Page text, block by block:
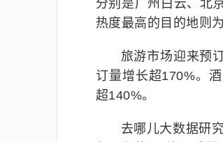
分别是广州白云、北
热度最高的目的地则
旅游市场迎来预
订量增长超170%。
超140%。
去哪儿大数据研